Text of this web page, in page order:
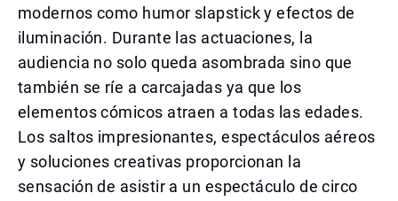
modernos como humor slapstick y efectos de
iluminación. Durante las actuaciones, la
audiencia no solo queda asombrada sino que
también se ríe a carcajadas ya que los
elementos cómicos atraen a todas las edades.
Los saltos impresionantes, espectáculos aéreos
y soluciones creativas proporcionan la
sensación de asistir a un espectáculo de circo